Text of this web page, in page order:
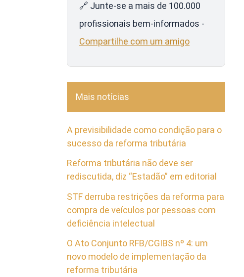
🔗 Junte-se a mais de 100.000
profissionais bem-informados -
Compartilhe com um amigo
Mais notícias
A previsibilidade como condição para o
sucesso da reforma tributária
Reforma tributária não deve ser
rediscutida, diz “Estadão” em editorial
STF derruba restrições da reforma para
compra de veículos por pessoas com
deficiência intelectual
O Ato Conjunto RFB/CGIBS nº 4: um
novo modelo de implementação da
reforma tributária